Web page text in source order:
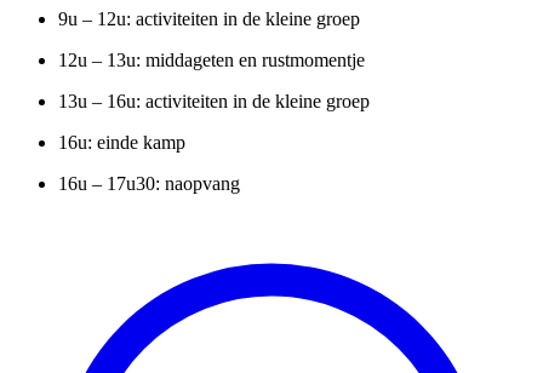
9u – 12u: activiteiten in de kleine groep
12u – 13u: middageten en rustmomentje
13u – 16u: activiteiten in de kleine groep
16u: einde kamp
16u – 17u30: naopvang